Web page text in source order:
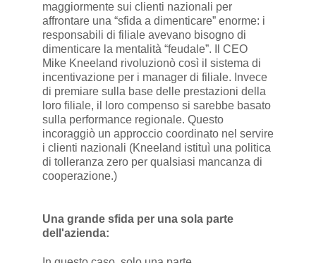
maggiormente sui clienti nazionali per
affrontare una “sfida a dimenticare” enorme: i
responsabili di filiale avevano bisogno di
dimenticare la mentalità “feudale”. Il CEO
Mike Kneeland rivoluzionò così il sistema di
incentivazione per i manager di filiale. Invece
di premiare sulla base delle prestazioni della
loro filiale, il loro compenso si sarebbe basato
sulla performance regionale. Questo
incoraggiò un approccio coordinato nel servire
i clienti nazionali (Kneeland istituì una politica
di tolleranza zero per qualsiasi mancanza di
cooperazione.)
Una grande sfida per una sola parte
dell'azienda: